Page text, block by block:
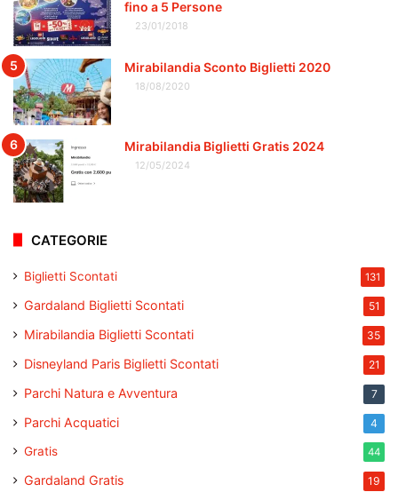
fino a 5 Persone
23/01/2018
Mirabilandia Sconto Biglietti 2020
18/08/2020
Mirabilandia Biglietti Gratis 2024
12/05/2024
CATEGORIE
Biglietti Scontati 131
Gardaland Biglietti Scontati 51
Mirabilandia Biglietti Scontati 35
Disneyland Paris Biglietti Scontati 21
Parchi Natura e Avventura 7
Parchi Acquatici 4
Gratis 44
Gardaland Gratis 19